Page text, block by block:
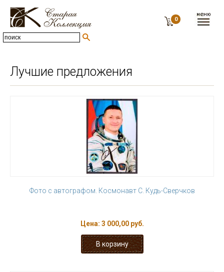
0
Лучшие предложения
Фото с автографом. Космонавт С. Кудь-Сверчков
Цена: 3 000,00 руб.